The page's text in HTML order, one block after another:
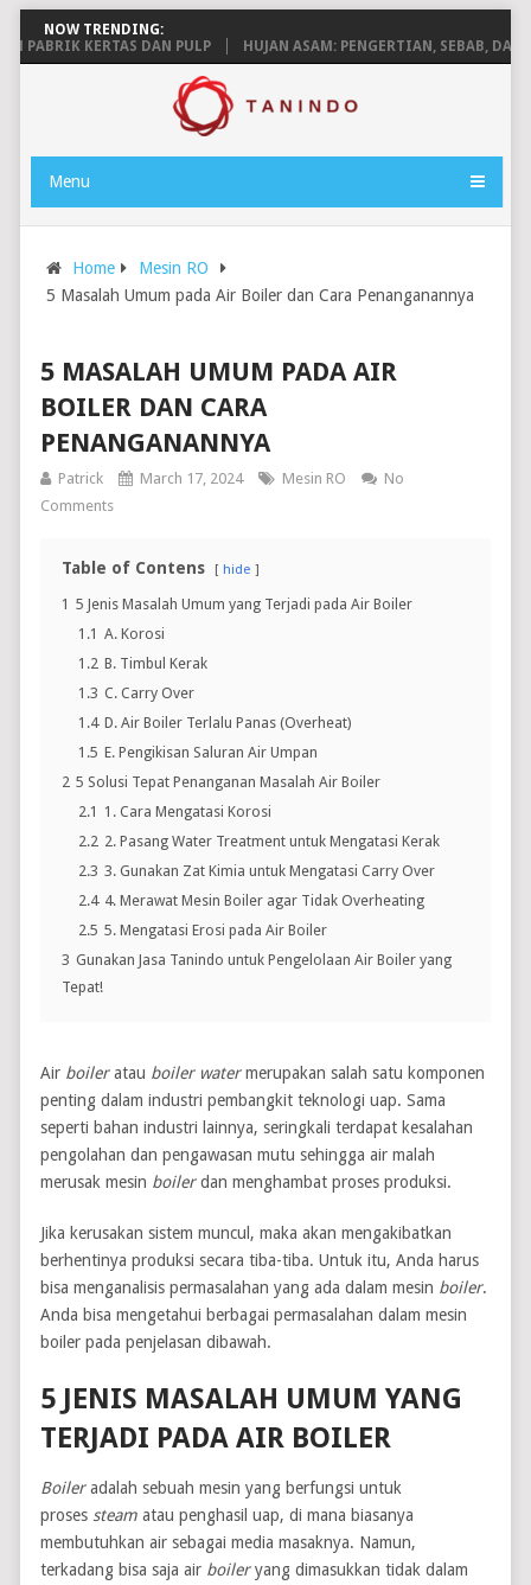
NOW TRENDING:
KERTAS DAN PULP
HUJAN ASAM: PENGERTIAN, SEBAB, DAN
Menu
Home
Mesin RO
5 Masalah Umum pada Air Boiler dan Cara Penanganannya
5 MASALAH UMUM PADA AIR
BOILER DAN CARA
PENANGANANNYA
Patrick March 17, 2024 Mesin RO
No
Comments
Table of Contens hide
1 5 Jenis Masalah Umum yang Terjadi pada Air Boiler
1.1 A. Korosi
1.2 B. Timbul Kerak
1.3 C. Carry Over
1.4 D. Air Boiler Terlalu Panas (Overheat)
1.5 E. Pengikisan Saluran Air Umpan
2 5 Solusi Tepat Penanganan Masalah Air Boiler
2.1 1. Cara Mengatasi Korosi
2.2 2. Pasang Water Treatment untuk Mengatasi Kerak
2.3 3. Gunakan Zat Kimia untuk Mengatasi Carry Over
2.4 4. Merawat Mesin Boiler agar Tidak Overheating
2.5 5. Mengatasi Erosi pada Air Boiler
3 Gunakan Jasa Tanindo untuk Pengelolaan Air Boiler yang
Tepat!
Air boileratau boiler watermerupakan salah satu komponen
penting dalam industri pembangkit teknologi uap. Sama
seperti bahan industri lainnya, seringkali terdapat kesalahan
pengolahan dan pengawasan mutu sehingga air malah
merusak mesin boilerdan menghambat proses produksi.
Jika kerusakan sistem muncul, maka akan mengakibatkan
berhentinya produksi secara tiba-tiba. Untuk itu, Anda harus
bisa menganalisis permasalahan yang ada dalam mesin boiler.
Anda bisa mengetahui berbagai permasalahan dalam mesin
boiler pada penjelasan dibawah.
5 JENIS MASALAH UMUM YANG
TERJADI PADA AIR BOILER
Boileradalah sebuah mesin yang berfungsi untuk
prosessteam atau penghasil uap, di mana biasanya
membutuhkan air sebagai media masaknya. Namun,
terkadang bisa saja air boileryang dimasukkan tidak dalam